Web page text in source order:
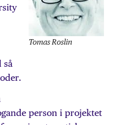
Tomas Roslin
så
person i projektet